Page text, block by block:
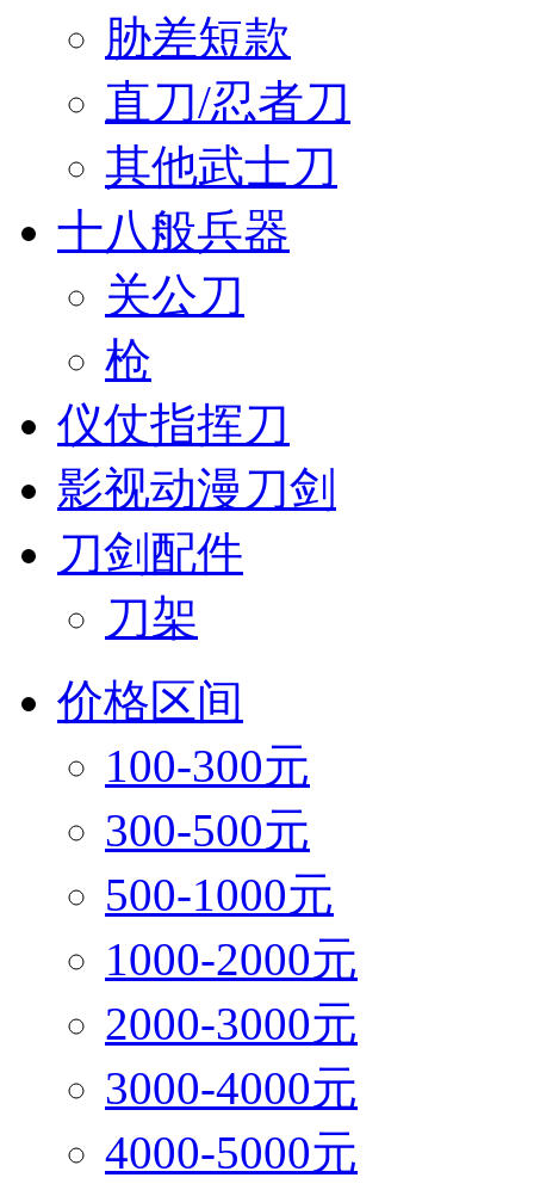
胁差短款
直刀/忍者刀
其他武士刀
十八般兵器
关公刀
枪
仪仗指挥刀
影视动漫刀剑
刀剑配件
刀架
价格区间
100-300元
300-500元
500-1000元
1000-2000元
2000-3000元
3000-4000元
4000-5000元